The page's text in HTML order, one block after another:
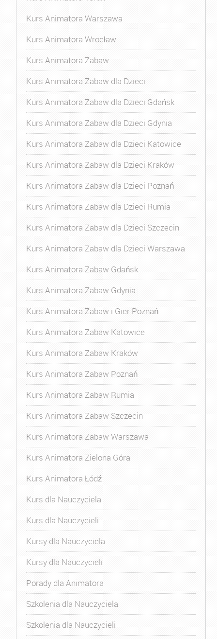
Kurs Animatora Warszawa
Kurs Animatora Wrocław
Kurs Animatora Zabaw
Kurs Animatora Zabaw dla Dzieci
Kurs Animatora Zabaw dla Dzieci Gdańsk
Kurs Animatora Zabaw dla Dzieci Gdynia
Kurs Animatora Zabaw dla Dzieci Katowice
Kurs Animatora Zabaw dla Dzieci Kraków
Kurs Animatora Zabaw dla Dzieci Poznań
Kurs Animatora Zabaw dla Dzieci Rumia
Kurs Animatora Zabaw dla Dzieci Szczecin
Kurs Animatora Zabaw dla Dzieci Warszawa
Kurs Animatora Zabaw Gdańsk
Kurs Animatora Zabaw Gdynia
Kurs Animatora Zabaw i Gier Poznań
Kurs Animatora Zabaw Katowice
Kurs Animatora Zabaw Kraków
Kurs Animatora Zabaw Poznań
Kurs Animatora Zabaw Rumia
Kurs Animatora Zabaw Szczecin
Kurs Animatora Zabaw Warszawa
Kurs Animatora Zielona Góra
Kurs Animatora Łódź
Kurs dla Nauczyciela
Kurs dla Nauczycieli
Kursy dla Nauczyciela
Kursy dla Nauczycieli
Porady dla Animatora
Szkolenia dla Nauczyciela
Szkolenia dla Nauczycieli